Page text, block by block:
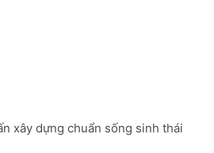
xây dựng chuẩn sống sinh thái